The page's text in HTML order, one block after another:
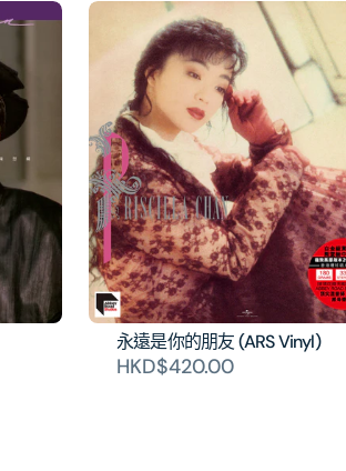
永遠是你的朋友 (ARS Vinyl)
HKD$420.00